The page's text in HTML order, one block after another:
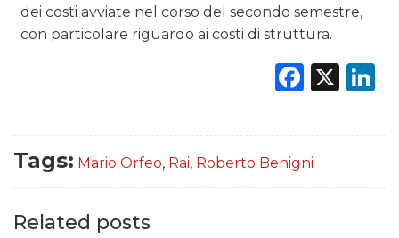
dei costi avviate nel corso del secondo semestre,
con particolare riguardo ai costi di struttura.
X
Tags: Mario Orfeo, Rai, Roberto Benigni
Related posts